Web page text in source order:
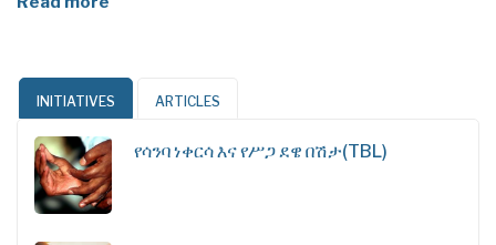
INITIATIVES ARTICLES
የሳንባ ነቀርሳ እና የሥጋ ደዌ በሽታ(TBL)